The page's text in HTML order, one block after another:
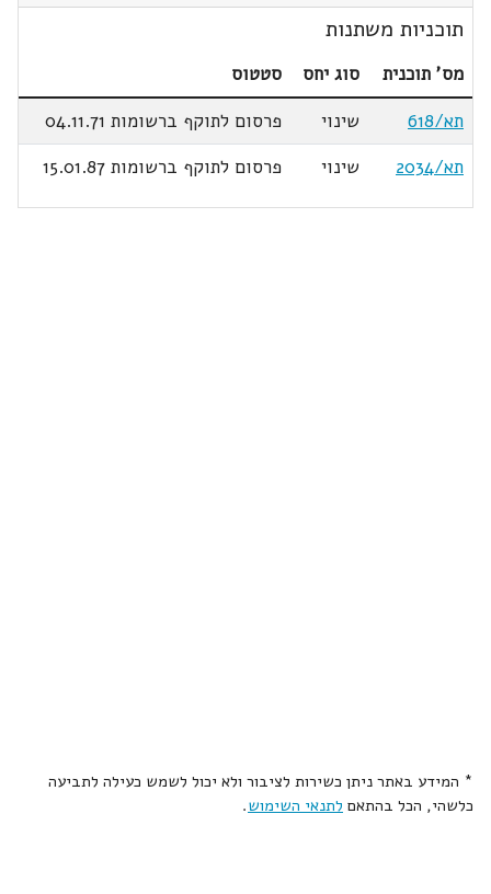
תוכניות משתנות
מס' תוכנית סוג יחס
סטטוס
תא/618
שינוי
פרסום לתוקף ברשומות 04.11.71
תא/2034
שינוי פרסום לתוקף ברשומות 15.01.87
* המידע באתר ניתן כשירות לציבור ולא יכול לשמש כעילה לתביעה
כלשהי, הכל בהתאם לתנאי השימוש.